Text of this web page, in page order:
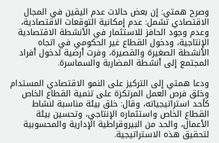
وصرح همتي: إن بعض حالات عدم اليقين في المجال
الاقتصادي تشمل: عدم إمكانية التوقعات الاقتصادية،
وعدم وجود الحافز للاستثمار في الأنشطة الاقتصادية
الإنتاجية، ودخول القطاع غير الحكومي في اتجاه
الأنشطة الصغيرة والقصيرة، وفرت أرضية لدخول أفراد
المجتمع إلى أنشطة المضاربة والسماسرة.
ودعا همتي إلى التركيز على النمو الاقتصادي المستدام
وخلق فرص العمل المرتكزة على تنمية القطاع الخاص
كأحد استراتيجياته، وقال: خلق بيئة مناسبة لنشاط
القطاع الخاص واستثماره الإنتاجي، وتحسين بيئة
الأعمال، والحد من البيروقراطية الإدارية والمحسوبية
لتحقيق هذه الاستراتيجية.